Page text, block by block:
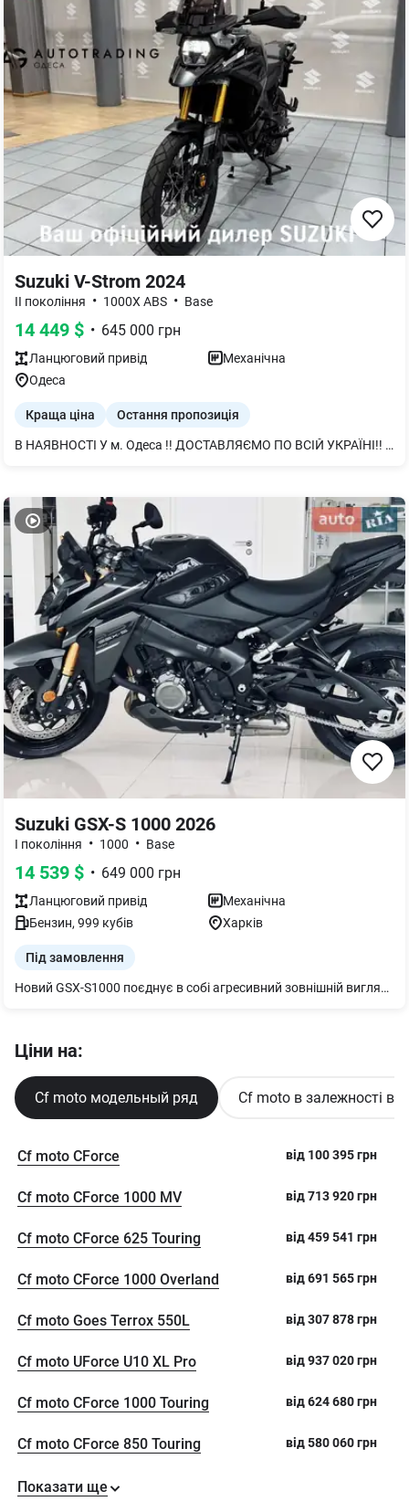
Suzuki V-Strom 2024
II покоління • 1000X ABS • Base
14 449 $ • 645 000 грн
Ланцюговий привід
Механічна
Одеса
Краща ціна Остання пропозиція
В НАЯВНОСТІ У м. Одеса !! ДОСТАВЛЯЄМО ПО ВСІЙ УКРАЇНІ!! НАБЕРІТЬ НАС І МИ ПІДБЕРЕМО ДЛЯ ВАС НАЙЗРУЧНІШИЙ ФОРМАТ ПОКУПКИ !!!! БІЛЬШ ДЕТАЛЬНО ЗА ТЕЛЕФОНОМ !! НАБИРІТЬ І МИ ПІДБЕРЕМО НАЙБІЛЬШ КОМФОРТНИЙ ДЛЯ ВАС ФОРМАТ ПОКУПКИ !!!! ОФІЦІЙНИЙ ДИЛЕРСЬКИЙ ЦЕНТР ДП "АВТОТРЕЙДІНГ-ОДЕСА" Уявіть найбільш захопливий спосіб об’їхати планету на двох колесах. Маючи невичерпний потенціал, туристичний мотоцикл V-STROM 1050 DE стане ідеальним супутником в нескінченних подорожах будь-якими дорогами.
Suzuki GSX-S 1000 2026
I покоління • 1000 • Base
14 539 $ • 649 000 грн
Ланцюговий привід
Механічна
Бензин, 999 кубів Харків
Під замовлення
Новий GSX-S1000 поєднує в собі агресивний зовнішній вигляд, безперервний крутний момент, захоплюючу керованість і поліпшену електроніку для їзди на адреналіні. Гострий. Сильний. Розумний. SUZUKI GSX-S1000 - справжній вуличний боєць.
Ціни на:
Cf moto модельный ряд Cf moto в залежності
Cf moto CForce від 100 395грн
Cf moto CForce 1000 MV від713 920грн
Cf moto CForce 625 Touring від459 541 грн
Cf moto CForce 1000 Overland від691 565грн
Cf moto Goes Terrox 550L від307 878грн
Cf moto UForce U10 XL Pro від937 020грн
Cf moto CForce 1000 Touring від624 680грн
Cf moto CForce 850 Touring від580 060грн
Показати ще